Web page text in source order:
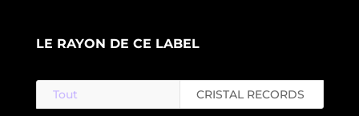
LE RAYON DE CE LABEL
Tout CRISTAL RECORDS